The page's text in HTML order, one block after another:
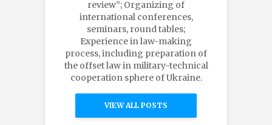
review”; Organizing of
international conferences,
seminars, round tables;
Experience in law-making
process, including preparation of
the offset law in military-technical
cooperation sphere of Ukraine.
VIEW ALL POSTS